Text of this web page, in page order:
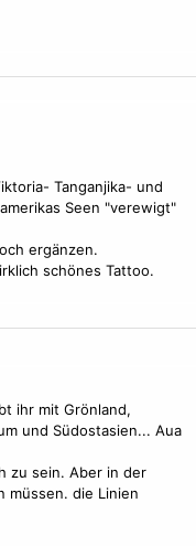
Tanganjika- und
Seen "verewigt"
ergänzen.
schönes Tattoo.
ihr mit Grönland,
und Südostasien... Aua
zu sein. Aber in der
müssen. die Linien